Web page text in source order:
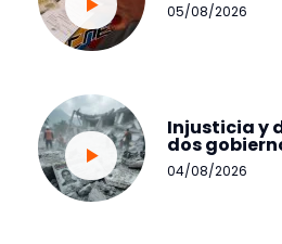
05/08/2026
Injusticia y
dos
04/08/2026